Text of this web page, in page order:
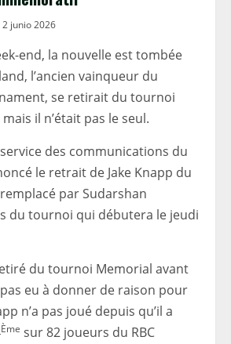
2 junio 2026
end, la nouvelle est tombée
l’ancien vainqueur du
se retirait du tournoi
il n’était pas le seul.
des communications du
le retrait de Jake Knapp du
par Sudarshan
du tournoi qui débutera le jeudi
du tournoi Memorial avant
eu à donner de raison pour
n’a pas joué depuis qu’il a
Ème sur 82 joueurs du RBC